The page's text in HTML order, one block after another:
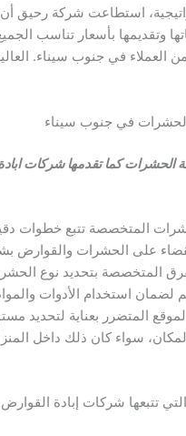
استطاعت شركة رحيق
وتقديمها بأسعار تناسب
من العملاء في جنوب سيناء.
كما تقدمها شركات
المتخصصة تتبع خطوات
على الحشرات والقوارض
المتخصصة بتحديد نوع
لضمان استخدام الأدوات
المتضرر بعناية لتحديد
سواء كان ذلك داخل
تتبعها شركات إبادة